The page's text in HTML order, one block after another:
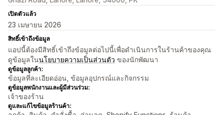
เปิดตัวแล้ว
23 เมษายน 2026
สิทธิ์เข้าถึงข้อมูล
แอปนี้ต้องมีสิทธิ์เข้าถึงข้อมูลต่อไปนี้เพื่อดำเนินการในร้านค้าของคุณ
ดูข้อมูลในนโยบายความเป็นส่วนตัว ของนักพัฒนา
ดูข้อมูลลูกค้า:
ข้อมูลที่ละเอียดอ่อน, ข้อมูลอุปกรณ์และกิจกรรม
ดูข้อมูลพนักงานและผู้มีส่วนร่วม:
เจ้าของร้าน
ดูและแก้ไขข้อมูลร้านค้า: